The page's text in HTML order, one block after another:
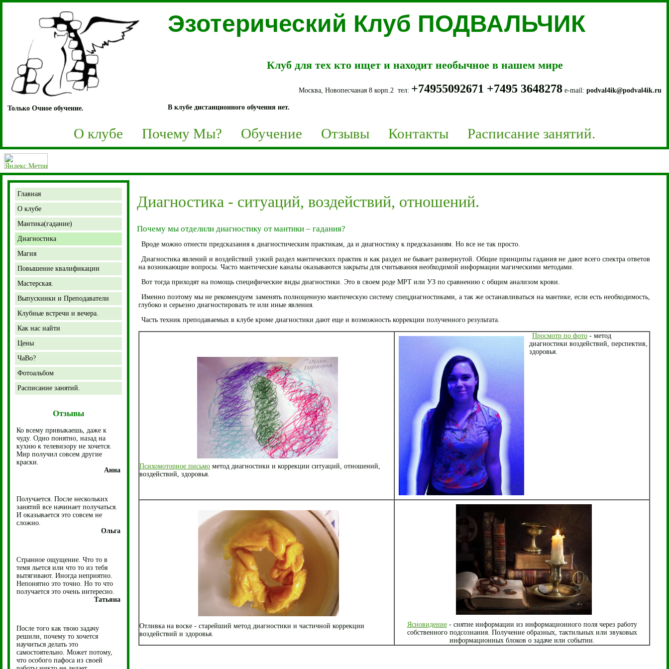
Только Очное обучение.
Эзотерический Клуб ПОДВАЛЬЧИК
Клуб для тех кто ищет и находит необычное в нашем мире
Москва, Новопесчаная 8 корп.2 тел: +74955092671 +7495 3648278 e-mail: podval4ik@podval4ik.ru
В клубе дистанционного обучения нет.
О клубе Почему Мы? Обучение Отзывы Контакты Расписание занятий.
Главная
О клубе
Мантика(гадание)
Диагностика
Магия
Повышение квалификации
Мастерская.
Выпускники и Преподаватели
Клубные встречи и вечера.
Как нас найти
Цены
ЧаВо?
Фотоальбом
Расписание занятий.
Отзывы
Ко всему привыкаешь, даже к
чуду. Одно понятно, назад на
кухню к телевизору не хочется.
Мир получил совсем другие
краски.
Анна
Получается. После нескольких
занятий все начинает получаться.
И оказывается это совсем не
сложно.
Ольга
Странное ощущение. Что то в
темя льется или что то из тебя
вытягивают. Иногда неприятно.
Непонятно это точно. Но то что
получается это очень интересно.
Татьяна
После того как твою задачу
решили, почему то хочется
научиться делать это
самостоятельно. Может потому,
что особого пафоса из своей
Диагностика - ситуаций, воздействий, отношений.
Почему мы отделили диагностику от мантики – гадания?
Вроде можно отнести предсказания к диагностическим практикам, да и диагностику к предсказаниям. Но все не так просто.
Диагностика явлений и воздействий узкий раздел мантических практик и как раздел не бывает развернутой. Общие принципы гадания не дают всего спектра ответов
на возникающие вопросы. Часто мантические каналы оказываются закрыты для считывания необходимой информации магическими методами.
Вот тогда приходят на помощь специфические виды диагностики. Это в своем роде МРТ или УЗ по сравнению с общим анализом крови.
Именно поэтому мы не рекомендуем заменять полноценную мантическую систему спецдиагностиками, а так же останавливаться на мантике, если есть необходимость,
глубоко и серьезно диагностировать те или иные явления.
Часть техник преподаваемых в клубе кроме диагностики дают еще и возможность коррекции полученного результата.
Психомоторное письмо метод диагностики и коррекции ситуаций, отношений,
воздействий, здоровья.
Просмотр по фото - метод
диагностики воздействий, перспектив,
здоровья.
Отливка на воске - старейший метод диагностики и частичной коррекции
воздействий и здоровья.
Ясновидение- снятие информации из информационного поля через работу
собственного подсознания. Получение образных, тактильных или звуковых
информационных блоков о задаче или событии.